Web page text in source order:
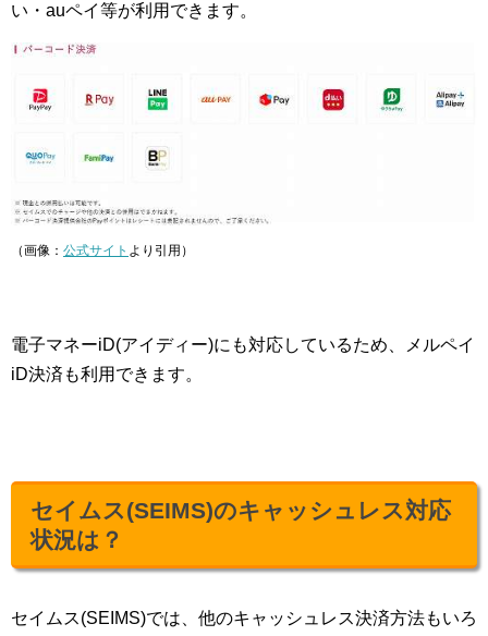
い・auペイ等が利用できます。
（画像： 公式サイト より引用）
電子マネーiD(アイディー)にも対応しているため、メルペイ
iD決済も利用できます。
セイムス(SEIMS)のキャッシュレス対応
状況は？
セイムス(SEIMS)では、他のキャッシュレス決済方法もいろ